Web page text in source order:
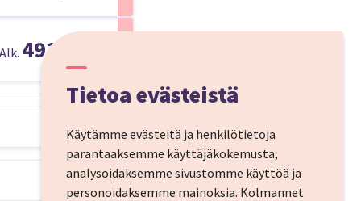
Alk. 493,50 €
Kaupunki on
Valitse
Tietoa evästeistä
Käytämme evästeitä ja henkilötietoja
parantaaksemme käyttäjäkokemusta,
analysoidaksemme sivustomme käyttöä ja
personoidaksemme mainoksia. Kolmannet